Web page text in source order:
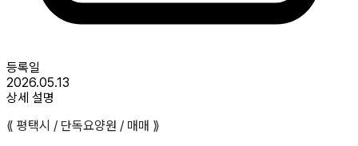
등록일
2026.05.13
상세 설명
⟪ 평택시 / 단독요양원 / 매매 ⟫